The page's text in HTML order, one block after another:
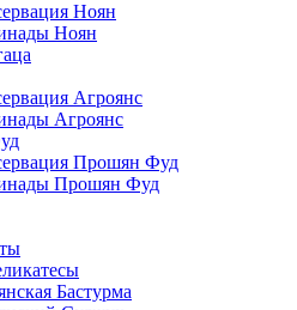
Ноян
Ноян
Агроянс
Агроянс
Прошян Фуд
Прошян Фуд
Бастурма